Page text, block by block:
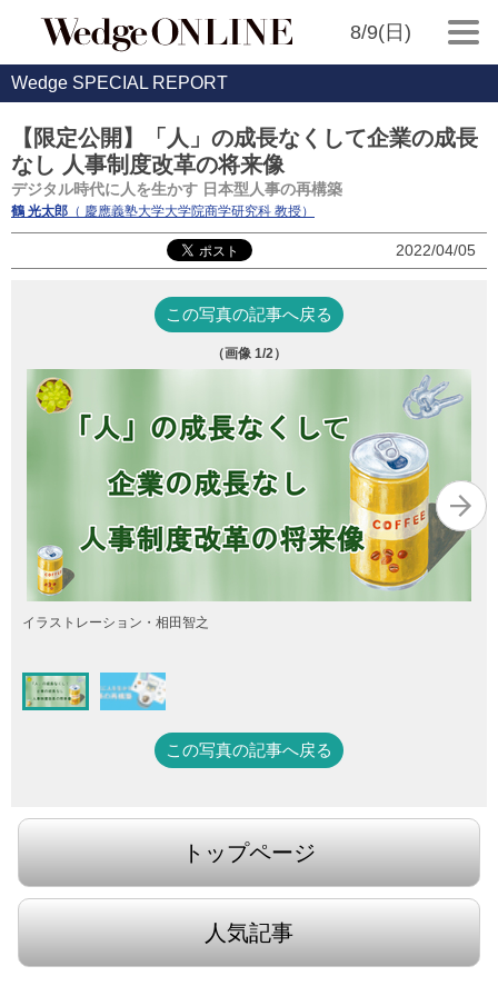
8/9(日)
Wedge SPECIAL REPORT
【限定公開】「人」の成長なくして企業の成長
なし 人事制度改革の将来像
デジタル時代に人を生かす 日本型人事の再構築
鶴 光太郎 （ 慶應義塾大学大学院商学研究科 教授）
2022/04/05
この写真の記事へ戻る
（画像 1/2）
イラストレーション・相田智之
この写真の記事へ戻る
トップページ
人気記事